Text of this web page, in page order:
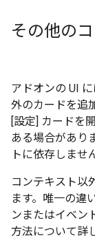
その他の
アドオンの UI
外のカードを追
[設定] カードを
ある場合があり
トに依存しませ
コンテキスト以
ます。唯一の違
ンまたはイベン
方法について詳